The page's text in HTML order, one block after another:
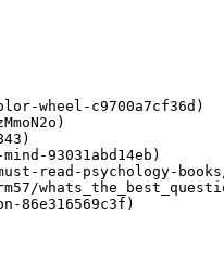
wheel-c9700a7cf36d)
93031abd14eb)
read-psychology-